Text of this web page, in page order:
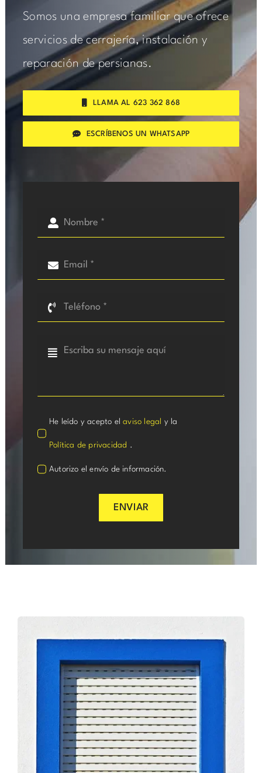
Somos una empresa familiar que ofrece
servicios de cerrajería, instalación y
reparación de persianas.
LLAMA AL 623 362 868
ESCRÍBENOS UN WHATSAPP
He leído y acepto elaviso legal y la
Política de privacidad .
Autorizo el envío de información.
ENVIAR